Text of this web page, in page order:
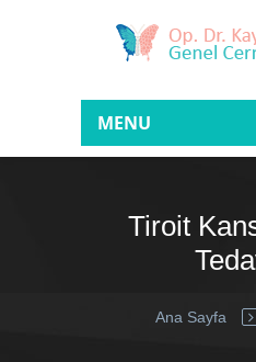
MENU
Tiroit
Ana Sayfa